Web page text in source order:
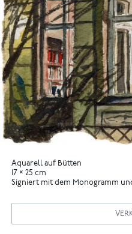
Aquarell auf Bütten
17 × 25 cm
Signiert mit dem Monogramm